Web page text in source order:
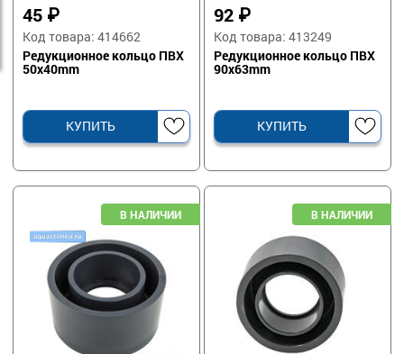
45 ₽
Код товара: 414662
Редукционное кольцо ПВХ
50х40mm
КУПИТЬ
92 ₽
Код товара: 413249
Редукционное кольцо ПВХ
90х63mm
КУПИТЬ